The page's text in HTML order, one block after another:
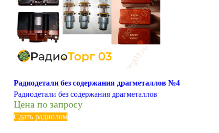
Радиодетали без содержания драгметаллов №4
Радиодетали без содержания драгметаллов
Цена по запросу
Сдать радиолом